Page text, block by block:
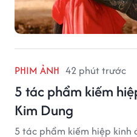
PHIM ẢNH 42 phút trước
5 tác phẩm kiếm
Kim Dung
5 tác phẩm kiếm hiệp kinh